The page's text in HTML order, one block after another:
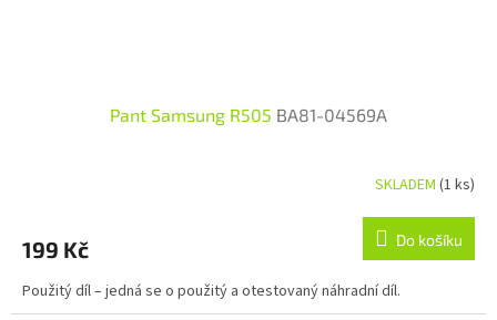
Pant Samsung R505 BA81-04569A
SKLADEM (1 ks)
199 Kč Do košíku
Použitý díl – jedná se o použitý a otestovaný náhradní díl.